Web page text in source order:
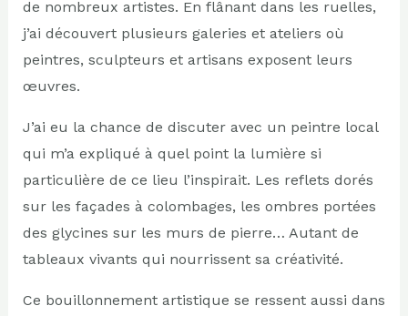
de nombreux artistes. En flânant dans les ruelles,
j’ai découvert plusieurs galeries et ateliers où
peintres, sculpteurs et artisans exposent leurs
œuvres.
J’ai eu la chance de discuter avec un peintre local
qui m’a expliqué à quel point la lumière si
particulière de ce lieu l’inspirait. Les reflets dorés
sur les façades à colombages, les ombres portées
des glycines sur les murs de pierre… Autant de
tableaux vivants qui nourrissent sa créativité.
Ce bouillonnement artistique se ressent aussi dans